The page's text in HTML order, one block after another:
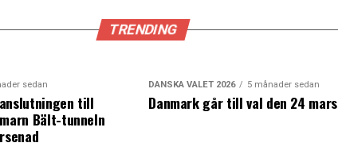
TRENDING
sedan
till
Bält-tunneln
DANSKA VALET 2026 5 månader sedan
Danmark går till val den 24 mars